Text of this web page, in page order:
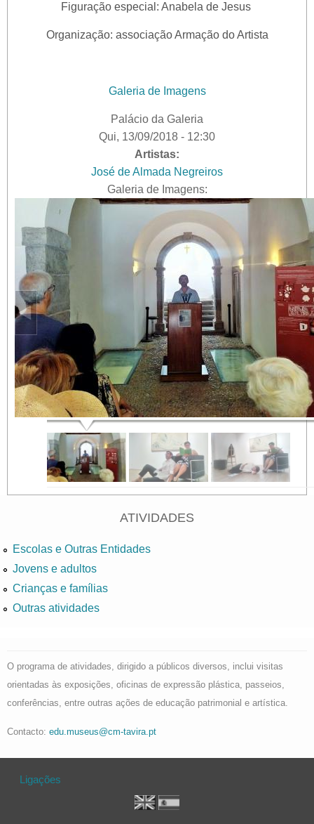
Figuração especial: Anabela de Jesus
Organização: associação Armação do Artista
Galeria de Imagens
Palácio da Galeria
Qui, 13/09/2018 - 12:30
Artistas:
José de Almada Negreiros
Galeria de Imagens:
ATIVIDADES
Escolas e Outras Entidades
Jovens e adultos
Crianças e famílias
Outras atividades
O programa de atividades, dirigido a públicos diversos, inclui visitas
orientadas às exposições, oficinas de expressão plástica, passeios,
conferências, entre outras ações de educação patrimonial e artística.
Contacto: edu.museus@cm-tavira.pt
Ligações